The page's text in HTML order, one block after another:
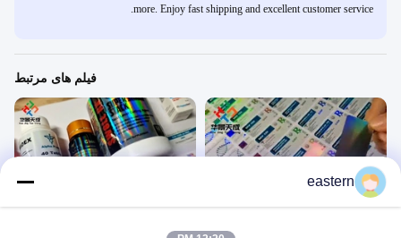
more. Enjoy fast shipping and excellent customer service.
فیلم های مرتبط
01:38
10ml Vial Label
eastern